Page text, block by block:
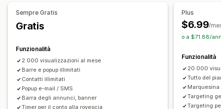
Link e pulsanti
Multilingua
Adattivo per dispositivi mobili
Targeting comportamentale
Analisi e report
Monitoraggio comportamentale
Monitoraggio delle performance
Report sul traffico
Localizzazione
Elenco di acquisizione via SMS
Geolocalizzazione Segmentazione
Aggiunta di tag
Reportistica Analisi
Sempre Gratis
Gratis
Funzionalità
2.000 visualizzazioni al mese
Barre e popup illimitati
Contatti illimitati
Popup e-mail / SMS
Barra degli annunci, banner
Timer per il conto alla rovescia
Plus
$6.99/
o a $71.88/
Funzionalità
20.000
Tutto del
Targeting
Targeting